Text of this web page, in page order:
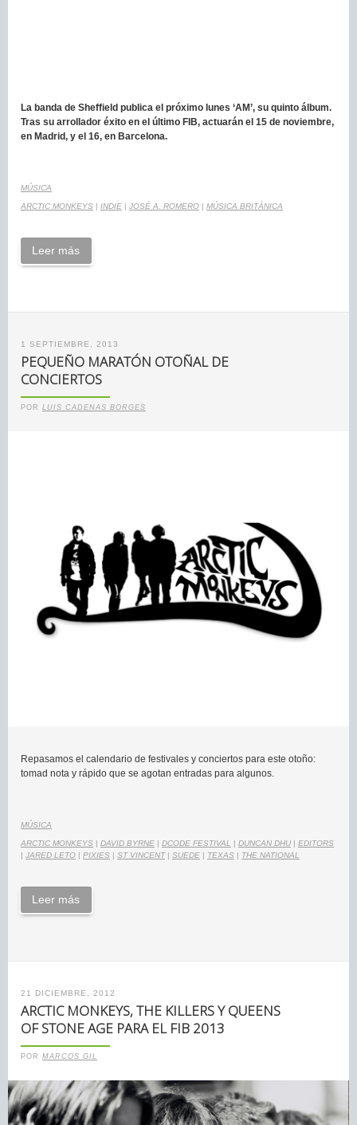
La banda de Sheffield publica el próximo lunes ‘AM’, su quinto álbum.
Tras su arrollador éxito en el último FIB, actuarán el 15 de noviembre,
en Madrid, y el 16, en Barcelona.
MÚSICA
ARCTIC MONKEYS | INDIE | JOSÉ A. ROMERO | MÚSICA BRITÁNICA
Leer más
1 SEPTIEMBRE, 2013
PEQUEÑO MARATÓN OTOÑAL DE
CONCIERTOS
POR LUIS CADENAS BORGES
Repasamos el calendario de festivales y conciertos para este otoño:
tomad nota y rápido que se agotan entradas para algunos.
MÚSICA
ARCTIC MONKEYS | DAVID BYRNE | DCODE FESTIVAL | DUNCAN DHU | EDITORS
| JARED LETO | PIXIES | ST VINCENT| SUEDE | TEXAS | THE NATIONAL
Leer más
21 DICIEMBRE, 2012
ARCTIC MONKEYS, THE KILLERS Y QUEENS
OF STONE AGE PARA EL FIB 2013
POR MARCOS GIL